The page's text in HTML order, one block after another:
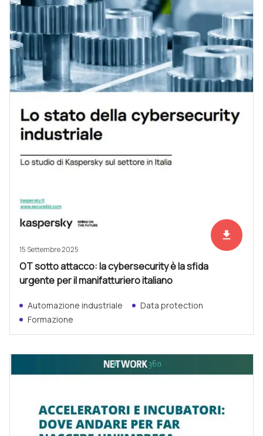
Scarica
file_download
15 Settembre 2025
OT sotto attacco: la cybersecurity è la sfida
urgente per il manifatturiero italiano
Automazione industriale
Data protection
Formazione